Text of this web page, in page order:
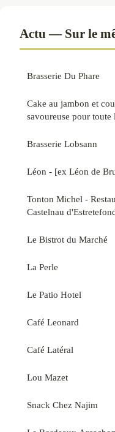
Actu — Sur le
Brasserie Du Phare
Cake au jambon et
savoureuse pour toute
Brasserie Lobsann
Léon - [ex Léon de
Tonton Michel -
Castelnau
Le Bistrot du Marché
La Perle
Le Patio Hotel
Café Leonard
Café Latéral
Lou Mazet
Snack Chez Najim